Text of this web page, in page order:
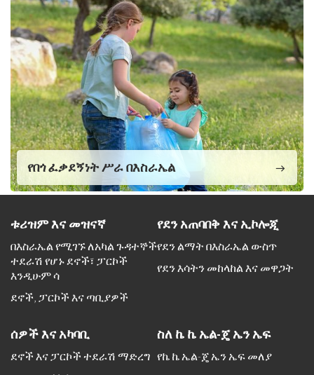
የበጎ ፈቃደኝነት ሥራ በእስራኤል
ቱሪዝም እና መዝናኛ
በእስራኤል የሚገኙ ለአካል ጉዳተኞች
ተደራሽ የሆኑ ደኖች፣ ፓርኮች
እንዲሁም ሳ
ደኖች, ፓርኮች እና ጣቢያዎች
የደን አጠባበቅ እና ኢኮሎጂ
የደን ልማት በእስራኤል ውስጥ
የደን እሳትን መከላከል እና መዋጋት
ሰዎች እና አካባቢ
ደኖች እና ፓርኮች ተደራሽ ማድረግ
ስለ ኬ ኬ ኤል-ጄ ኤን ኤፍ
የኬ ኬ ኤል-ጄ ኤን ኤፍ መለያ